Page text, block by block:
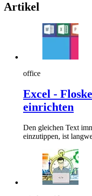
Artikel
office
Excel -
einrichten
Den gleichen Text
einzutippen, ist